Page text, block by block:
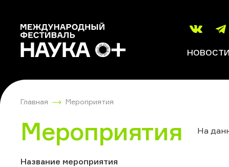
НОВОСТИ
Главная Мероприятия
Мероприятия
Название мероприятия
На